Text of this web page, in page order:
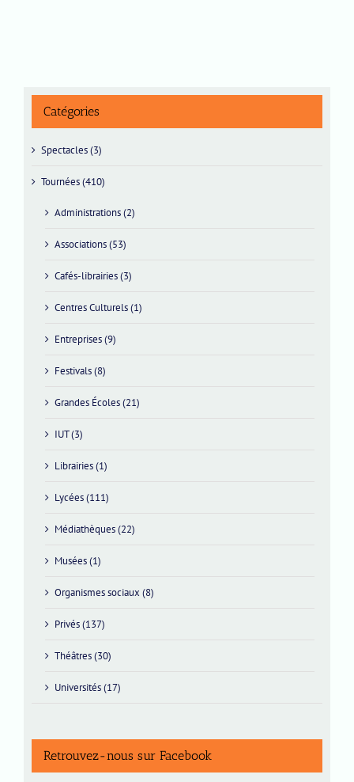
Catégories
Spectacles (3)
Tournées (410)
Administrations (2)
Associations (53)
Cafés-librairies (3)
Centres Culturels (1)
Entreprises (9)
Festivals (8)
Grandes Écoles (21)
IUT (3)
Librairies (1)
Lycées (111)
Médiathèques (22)
Musées (1)
Organismes sociaux (8)
Privés (137)
Théâtres (30)
Universités (17)
Retrouvez-nous sur Facebook